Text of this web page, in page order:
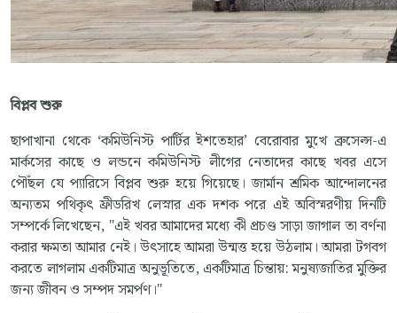
বিপ্লব শুরু
ছাপাখানা থেকে ‘কমিউনিস্ট পার্টির ইশতেহার’ বেরোবার মুখে ব্রুসেল্স-এ
মার্কসের কাছে ও লন্ডনে কমিউনিস্ট লীগের নেতাদের কাছে খবর এসে
পৌঁছল যে প্যারিসে বিপ্লব শুরু হয়ে গিয়েছে। জার্মান শ্রমিক আন্দোলনের
অন্যতম পথিকৃৎ ফ্রীডরিখ লেস্নার এক দশক পরে এই অবিস্মরণীয় দিনটি
সম্পর্কে লিখেছেন, "এই খবর আমাদের মধ্যে কী প্রচণ্ড সাড়া জাগাল তা বর্ণনা
করার ক্ষমতা আমার নেই। উৎসাহে আমরা উন্মত্ত হয়ে উঠলাম। আমরা টগবগ
করতে লাগলাম একটিমাত্র অনুভূতিতে, একটিমাত্র চিন্তায়: মনুষ্যজাতির মুক্তির
জন্য জীবন ও সম্পদ সমর্পণ।"